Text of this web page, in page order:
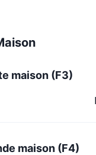
maison (F3)
maison (F4)